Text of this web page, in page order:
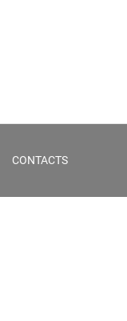
CONTACTS